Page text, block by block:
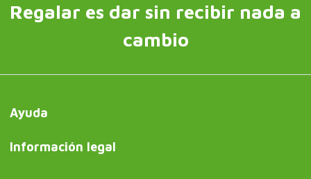
Regalar es dar sin recibir nada a
cambio
Ayuda
Información legal